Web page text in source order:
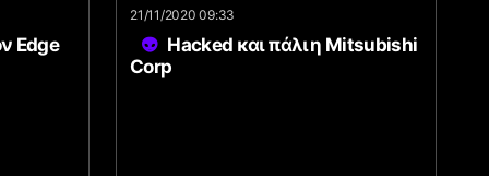
Edge
21/11/2020 09:33
Hacked και πάλι η Mitsubishi
Corp